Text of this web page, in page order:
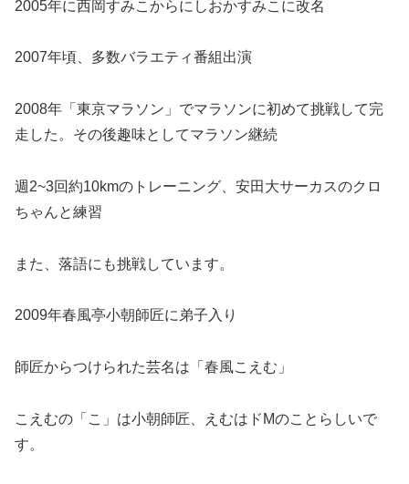
2005年に西岡すみこからにしおかすみこに改名
2007年頃、多数バラエティ番組出演
2008年「東京マラソン」でマラソンに初めて挑戦して完
走した。その後趣味としてマラソン継続
週2~3回約10kmのトレーニング、安田大サーカスのクロ
ちゃんと練習
また、落語にも挑戦しています。
2009年春風亭小朝師匠に弟子入り
師匠からつけられた芸名は「春風こえむ」
こえむの「こ」は小朝師匠、えむはドMのことらしいで
す。